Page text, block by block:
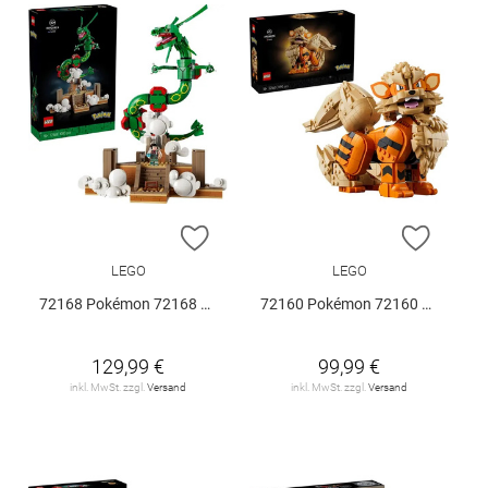
ZUR WUNSCHLISTE HINZUFÜGEN
LEGO
72168 Pokémon 72168 V29
129,99 €
inkl. MwSt. zzgl. Versand
ZUR
LEGO
72160 Pokémon 72160 V29
99,99 €
inkl. MwSt. zzgl. Versand